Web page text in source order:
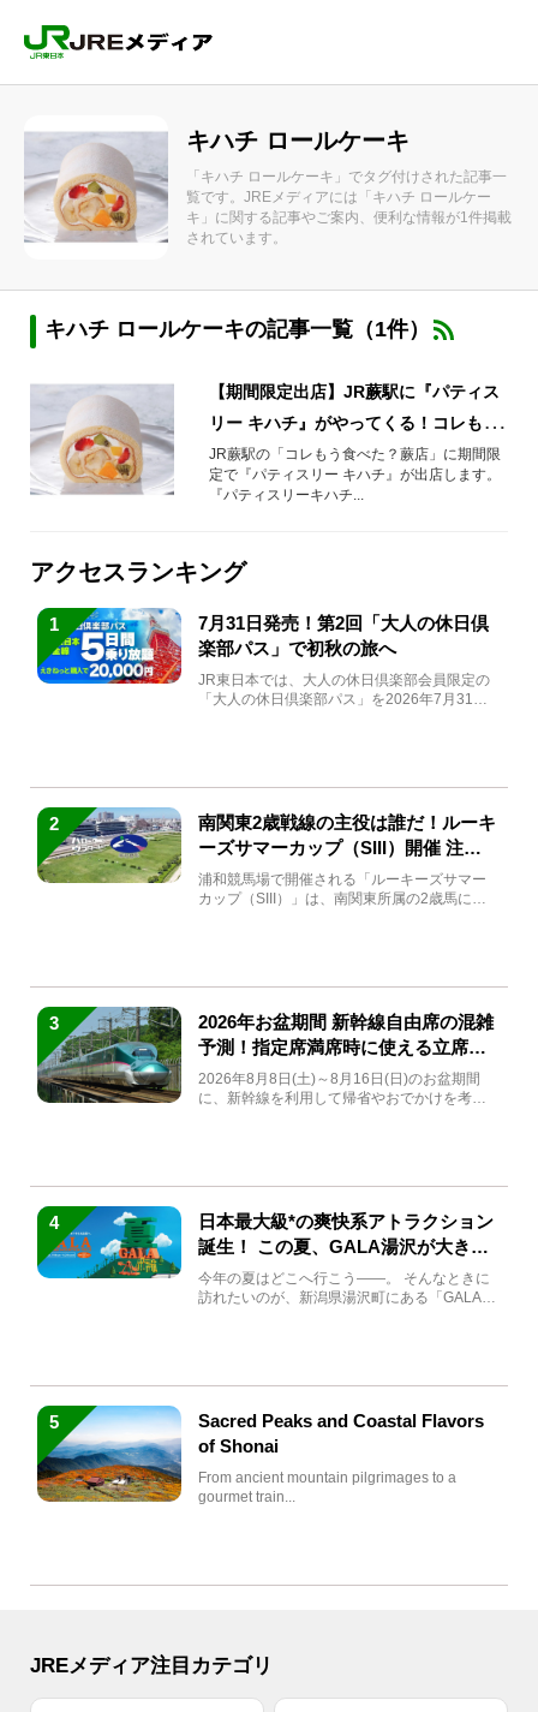
キハチ ロールケーキ
「キハチ ロールケーキ」でタグ付けされた記事一
覧です。JREメディアには「キハチ ロールケー
キ」に関する記事やご案内、便利な情報が1件掲載
されています。
キハチ ロールケーキの記事一覧（1件）
【期間限定出店】JR蕨駅に『パティス
リー キハチ』がやってくる！コレもう
食べた？蕨店
JR蕨駅の「コレもう食べた？蕨店」に期間限
定で『パティスリー キハチ』が出店します。
『パティスリーキハチ...
アクセスランキング
1
7月31日発売！第2回「大人の休日倶
楽部パス」で初秋の旅へ
JR東日本では、大人の休日倶楽部会員限定の
「大人の休日倶楽部パス」を2026年7月31日
2
南関東2歳戦線の主役は誰だ！ルーキ
ーズサマーカップ（SIII）開催 注目
馬と見どころをチェック
浦和競馬場で開催される「ルーキーズサマー
カップ（SIII）」は、南関東所属の2歳馬によ
3
2026年お盆期間 新幹線自由席の混雑
予測！指定席満席時に使える立席特
急券も解説
2026年8月8日(土)～8月16日(日)のお盆期間
に、新幹線を利用して帰省やおでかけを考え
4
日本最大級*の爽快系アトラクション
誕生！ この夏、GALA湯沢が大きく
生まれ変わる
今年の夏はどこへ行こう――。 そんなときに
訪れたいのが、新潟県湯沢町にある「GALA湯
5
Sacred Peaks and Coastal Flavors
of Shonai
From ancient mountain pilgrimages to a
gourmet train...
JREメディア注目カテゴリ